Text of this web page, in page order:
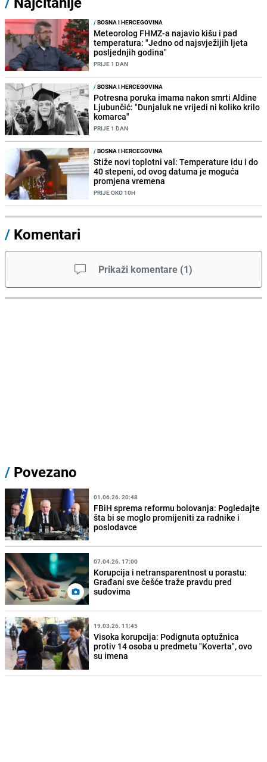
/BOSNA I HERCEGOVINA
Meteorolog FHMZ-a najavio kišu i pad
temperatura: "Jedno od najsvježijih ljeta
posljednjih godina"
PRIJE 1 DAN
/BOSNA I HERCEGOVINA
Potresna poruka imama nakon smrti Aldine
Ljubunčić: "Dunjaluk ne vrijedi ni koliko krilo
komarca"
PRIJE 1 DAN
/BOSNA I HERCEGOVINA
Stiže novi toplotni val: Temperature idu i do
40 stepeni, od ovog datuma je moguća
promjena vremena
PRIJE OKO 10H
/ Komentari
Prikaži komentare (1)
/ Povezano
01.06.26. 20:48
FBiH sprema reformu bolovanja: Pogledajte
šta bi se moglo promijeniti za radnike i
poslodavce
07.04.26. 17:00
Korupcija i netransparentnost u porastu:
Građani sve češće traže pravdu pred
sudovima
19.03.26. 11:45
Visoka korupcija: Podignuta optužnica
protiv 14 osoba u predmetu "Koverta", ovo
su imena